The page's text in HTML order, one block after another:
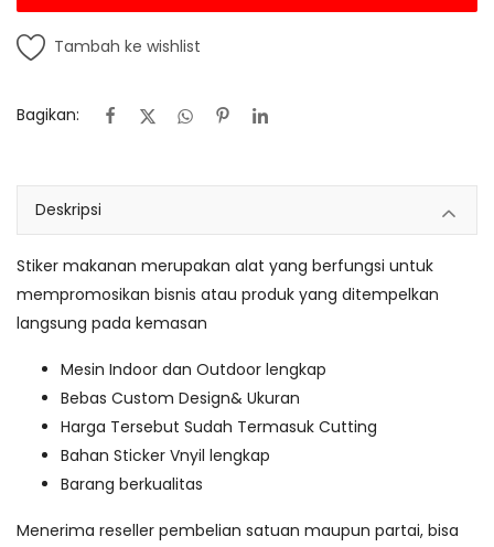
Tambah ke wishlist
Bagikan:
Deskripsi
Stiker makanan merupakan alat yang berfungsi untuk
mempromosikan bisnis atau produk yang ditempelkan
langsung pada kemasan
Mesin Indoor dan Outdoor lengkap
Bebas Custom Design& Ukuran
Harga Tersebut Sudah Termasuk Cutting
Bahan Sticker Vnyil lengkap
Barang berkualitas
Menerima reseller pembelian satuan maupun partai, bisa